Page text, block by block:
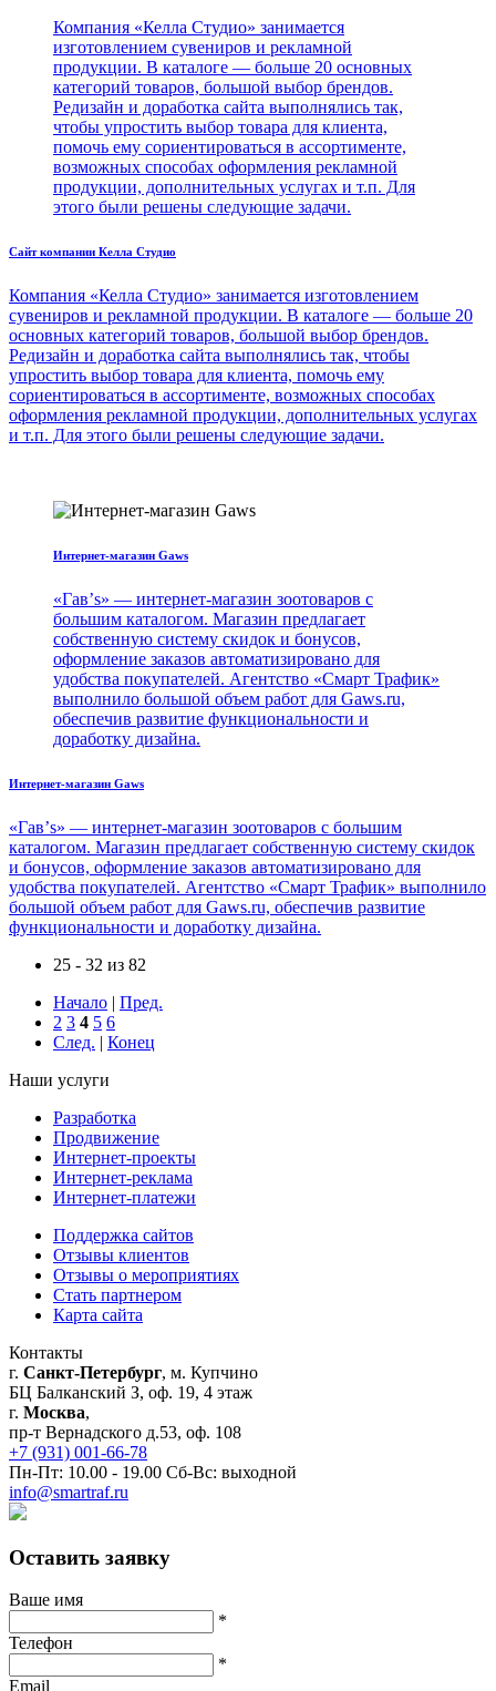
Компания «Келла Студио» занимается
изготовлением сувениров и рекламной
продукции. В каталоге — больше 20 основных
категорий товаров, большой выбор брендов.
Редизайн и доработка сайта выполнялись так,
чтобы упростить выбор товара для клиента,
помочь ему сориентироваться в ассортименте,
возможных способах оформления рекламной
продукции, дополнительных услугах и т.п. Для
этого были решены следующие задачи.
Сайт компании Келла Студио
Компания «Келла Студио» занимается изготовлением
сувениров и рекламной продукции. В каталоге — больше 20
основных категорий товаров, большой выбор брендов.
Редизайн и доработка сайта выполнялись так, чтобы
упростить выбор товара для клиента, помочь ему
сориентироваться в ассортименте, возможных способах
оформления рекламной продукции, дополнительных услугах
и т.п. Для этого были решены следующие задачи.
Интернет-магазин Gaws
«Гав’s» — интернет-магазин зоотоваров с
большим каталогом. Магазин предлагает
собственную систему скидок и бонусов,
оформление заказов автоматизировано для
удобства покупателей. Агентство «Смарт Трафик»
выполнило большой объем работ для Gaws.ru,
обеспечив развитие функциональности и
доработку дизайна.
Интернет-магазин Gaws
«Гав’s» — интернет-магазин зоотоваров с большим
каталогом. Магазин предлагает собственную систему скидок
и бонусов, оформление заказов автоматизировано для
удобства покупателей. Агентство «Смарт Трафик» выполнило
большой объем работ для Gaws.ru, обеспечив развитие
функциональности и доработку дизайна.
25 - 32 из 82
Начало | Пред.
2 3 4 5 6
След. | Конец
Наши услуги
Разработка
Продвижение
Интернет-проекты
Интернет-реклама
Интернет-платежи
Поддержка сайтов
Отзывы клиентов
Отзывы о мероприятиях
Стать партнером
Карта сайта
Контакты
г. Санкт-Петербург, м. Купчино
БЦ Балканский З, оф. 19, 4 этаж
г. Москва,
пр-т Вернадского д.53, оф. 108
+7 (931) 001-66-78
Пн-Пт: 10.00 - 19.00 Сб-Вс: выходной
info@smartraf.ru
Оставить заявку
Ваше имя
*
Телефон
*
Email